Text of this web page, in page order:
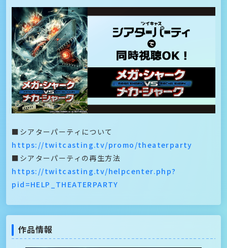
■シアターパーティについて
https://twitcasting.tv/promo/theaterparty
■シアターパーティの再生方法
https://twitcasting.tv/helpcenter.php?
pid=HELP_THEATERPARTY
作品情報